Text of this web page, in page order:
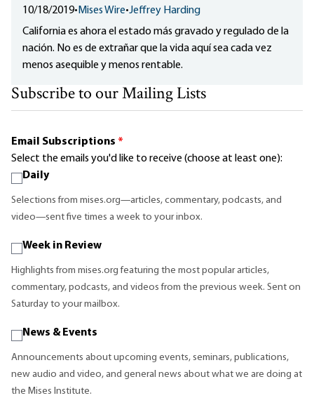
10/18/2019• Mises Wire•Jeffrey Harding
California es ahora el estado más gravado y regulado de la
nación. No es de extrañar que la vida aquí sea cada vez
menos asequible y menos rentable.
Subscribe to our Mailing Lists
Email Subscriptions *
Select the emails you'd like to receive (choose at least one):
Daily
Selections from mises.org—articles, commentary, podcasts, and
video—sent five times a week to your inbox.
Week in Review
Highlights from mises.org featuring the most popular articles,
commentary, podcasts, and videos from the previous week. Sent on
Saturday to your mailbox.
News & Events
Announcements about upcoming events, seminars, publications,
new audio and video, and general news about what we are doing at
the Mises Institute.